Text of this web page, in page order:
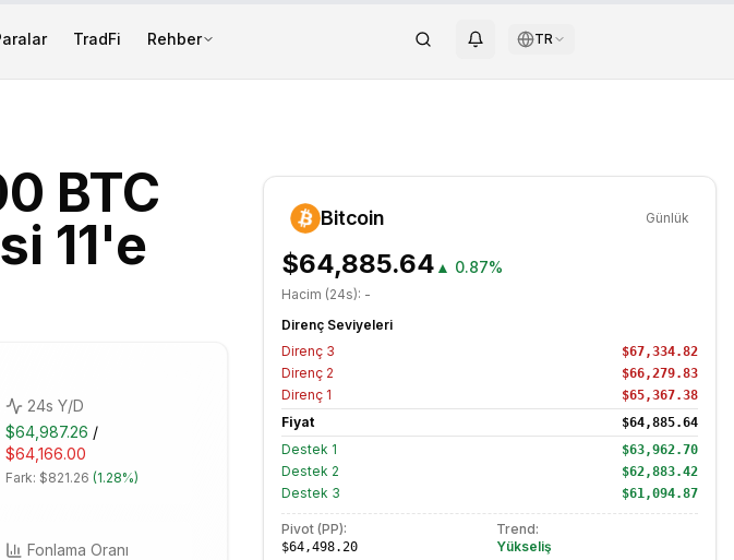
TradFi Rehber TR
BTC
11'e
24s Y/D
$64,987.26 /
$64,166.00
Fark: $821.26 (1.28%)
Fonlama Oranı
Bitcoin Günlük
$64,885.64 ▲ 0.87%
Hacim (24s): -
Direnç Seviyeleri
Direnç 3 $67,334.82
Direnç 2 $66,279.83
Direnç 1 $65,367.38
Fiyat $64,885.64
Destek 1 $63,962.70
Destek 2 $62,883.42
Destek 3 $61,094.87
Pivot (PP):
$64,498.20
Trend:
Yükseliş